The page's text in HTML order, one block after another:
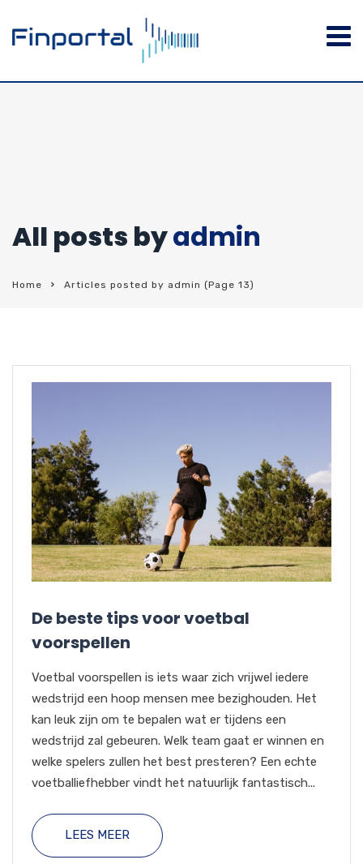
All posts byadmin
Home Articles posted by admin (Page 13)
De beste tips voor voetbal
voorspellen
Voetbal voorspellen is iets waar zich vrijwel iedere
wedstrijd een hoop mensen mee bezighouden. Het
kan leuk zijn om te bepalen wat er tijdens een
wedstrijd zal gebeuren. Welk team gaat er winnen en
welke spelers zullen het best presteren? Een echte
voetballiefhebber vindt het natuurlijk fantastisch...
LEES MEER